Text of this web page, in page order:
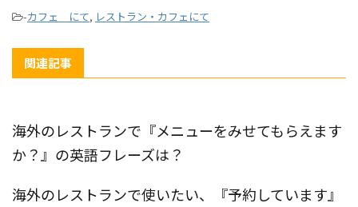
-カフェ にて, レストラン・カフェにて
関連記事
海外のレストランで『メニューをみせてもらえます
か？』の英語フレーズは？
海外のレストランで使いたい、『予約しています』